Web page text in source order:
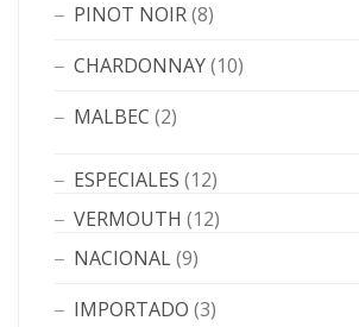
PINOT NOIR(8)
CHARDONNAY(10)
MALBEC (2)
ESPECIALES (12)
VERMOUTH (12)
NACIONAL(9)
IMPORTADO (3)